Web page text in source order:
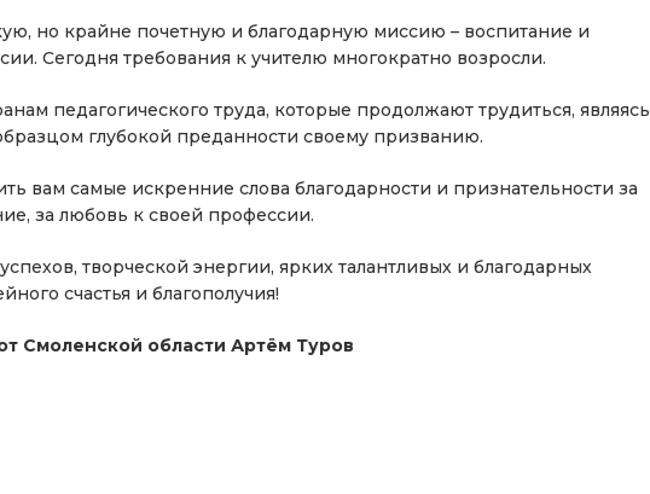
но крайне почетную и благодарную миссию – воспитание и
Сегодня требования к учителю многократно возросли.
педагогического труда, которые продолжают трудиться, являясь
глубокой преданности своему призванию.
вам самые искренние слова благодарности и признательности за
за любовь к своей профессии.
творческой энергии, ярких талантливых и благодарных
счастья и благополучия!
Смоленской области Артём Туров